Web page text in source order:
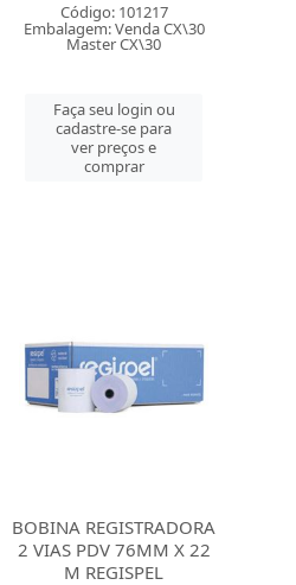
Código: 101217
Embalagem: Venda CX\30
Master CX\30
Faça seu login ou
cadastre-se para
ver preços e
comprar
BOBINA REGISTRADORA
2 VIAS PDV 76MM X 22
M REGISPEL